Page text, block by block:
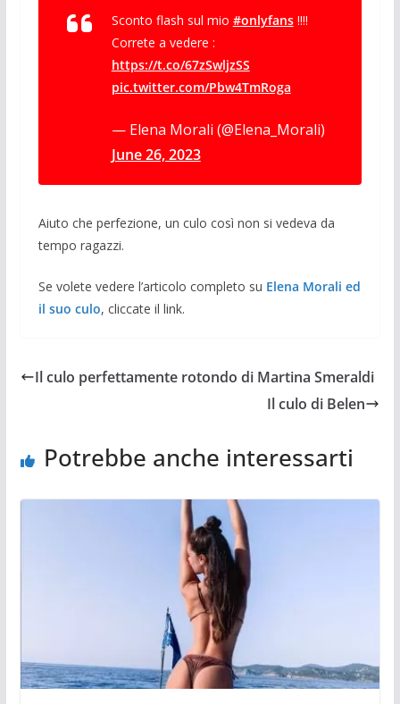
Sconto flash sul mio #onlyfans!!!!
Correte a vedere :
https://t.co/67zSwljzSS
pic.twitter.com/Pbw4TmRoga
— Elena Morali (@Elena_Morali)
June 26, 2023
Aiuto che perfezione, un culo così non si vedeva da
tempo ragazzi.
Se volete vedere l’articolo completo su Elena Morali ed
il suo culo, cliccate il link.
Il culo perfettamente rotondo di Martina Smeraldi
Il culo di Belen
Potrebbe anche interessarti